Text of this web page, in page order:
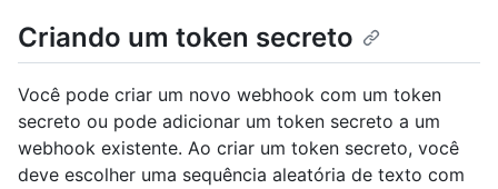
Criando um token secreto
Você pode criar um novo webhook com um token
secreto ou pode adicionar um token secreto a um
webhook existente. Ao criar um token secreto, você
deve escolher uma sequência aleatória de texto com